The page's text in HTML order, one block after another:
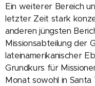
Ein weiterer Bereich
letzter Zeit stark
anderen jüngsten
Missionsabteilung der
lateinamerikanischer
Grundkurs für
Monat sowohl in Santa